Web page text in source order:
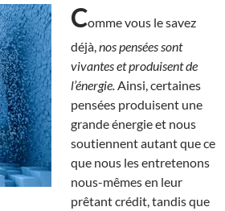
Comme vous le savez
déjà, nos pensées sont
vivantes et produisent de
l’énergie. Ainsi, certaines
pensées produisent une
grande énergie et nous
soutiennent autant que ce
que nous les entretenons
nous-mêmes en leur
prêtant crédit, tandis que